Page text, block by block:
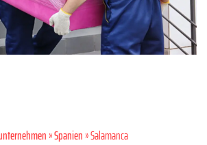
»Spanien» Salamanca